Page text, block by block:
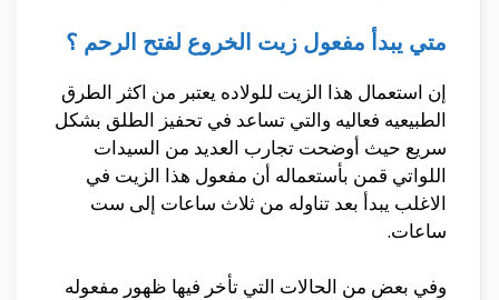
متي يبدأ مفعول زيت الخروع لفتح الرحم ؟
إن استعمال هذا الزيت للولاده يعتبر من اكثر الطرق
الطبيعيه فعاليه والتي تساعد في تحفيز الطلق بشكل
سريع حيث أوضحت تجارب العديد من السيدات
اللواتي قمن بأستعماله أن مفعول هذا الزيت في
الاغلب يبدأ بعد تناوله من ثلاث ساعات إلى ست
ساعات.
وفي بعض من الحالات التي تأخر فيها ظهور مفعوله